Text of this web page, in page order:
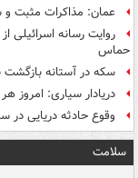
عمان: مذاکرات مثبت و
روایت رسانه
حماس
سکه در آستانه بازگشت به کانال ۱۸۸
دریادار سیاری: امروز
وقوع حادثه دریایی در
سلامت